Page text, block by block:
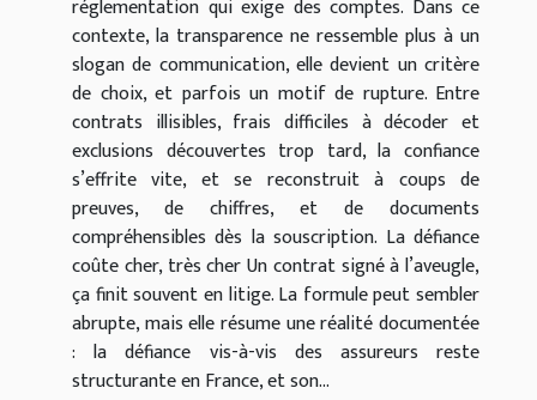
réglementation qui exige des comptes. Dans ce
contexte, la transparence ne ressemble plus à un
slogan de communication, elle devient un critère
de choix, et parfois un motif de rupture. Entre
contrats illisibles, frais difficiles à décoder et
exclusions découvertes trop tard, la confiance
s’effrite vite, et se reconstruit à coups de
preuves, de chiffres, et de documents
compréhensibles dès la souscription. La défiance
coûte cher, très cher Un contrat signé à l’aveugle,
ça finit souvent en litige. La formule peut sembler
abrupte, mais elle résume une réalité documentée
: la défiance vis-à-vis des assureurs reste
structurante en France, et son...